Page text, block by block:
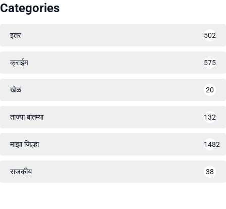
Categories
इतर 502
क्राईम 575
खेळ 20
ताज्या बातम्या 132
माझा जिल्हा 1482
राजकीय 38